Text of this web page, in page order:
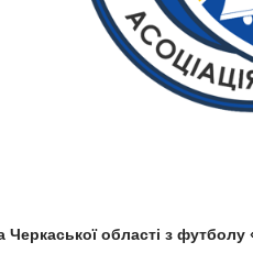
Черкаської області з